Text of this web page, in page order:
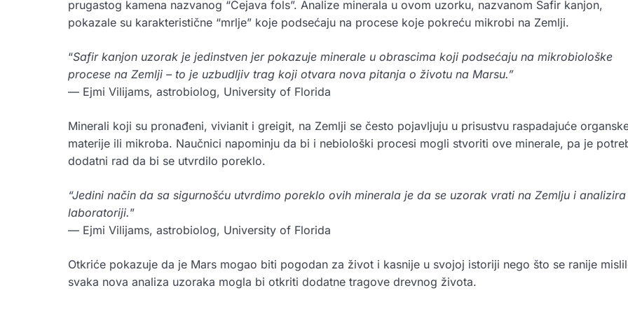
prugastog kamena nazvanog “Čejava fols”. Analize minerala u ovom uzorku, nazvanom Safir kanjon,
pokazale su karakteristične “mrlje” koje podsećaju na procese koje pokreću mikrobi na Zemlji.
“Safir kanjon uzorak je jedinstven jer pokazuje minerale u obrascima koji podsećaju na mikrobiološke
procese na Zemlji – to je uzbudljiv trag koji otvara nova pitanja o životu na Marsu.”
— Ejmi Vilijams, astrobiolog, University of Florida
Minerali koji su pronađeni, vivianit i greigit, na Zemlji se često pojavljuju u prisustvu raspadajuće
materije ili mikroba. Naučnici napominju da bi i nebiološki procesi mogli stvoriti ove minerale, pa je
dodatni rad da bi se utvrdilo poreklo.
“Jedini način da sa sigurnošću utvrdimo poreklo ovih minerala je da se uzorak vrati na Zemlju i analizira
laboratoriji.”
— Ejmi Vilijams, astrobiolog, University of Florida
Otkriće pokazuje da je Mars mogao biti pogodan za život i kasnije u svojoj istoriji nego što se ranije
svaka nova analiza uzoraka mogla bi otkriti dodatne tragove drevnog života.